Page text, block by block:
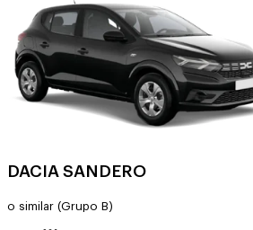
DACIA SANDERO
o similar (Grupo B)